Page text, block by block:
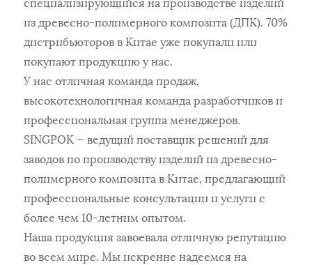
из древесно-полимерного композита (ДПК). 70%
дистрибьюторов в Китае уже покупали или
покупают продукцию у нас.
У нас отличная команда продаж,
высокотехнологичная команда разработчиков и
профессиональная группа менеджеров.
SINGPOK — ведущий поставщик решений для
заводов по производству изделий из древесно-
полимерного композита в Китае, предлагающий
профессиональные консультации и услуги с
более чем 10-летним опытом.
Наша продукция завоевала отличную репутацию
во всем мире. Мы искренне надеемся на